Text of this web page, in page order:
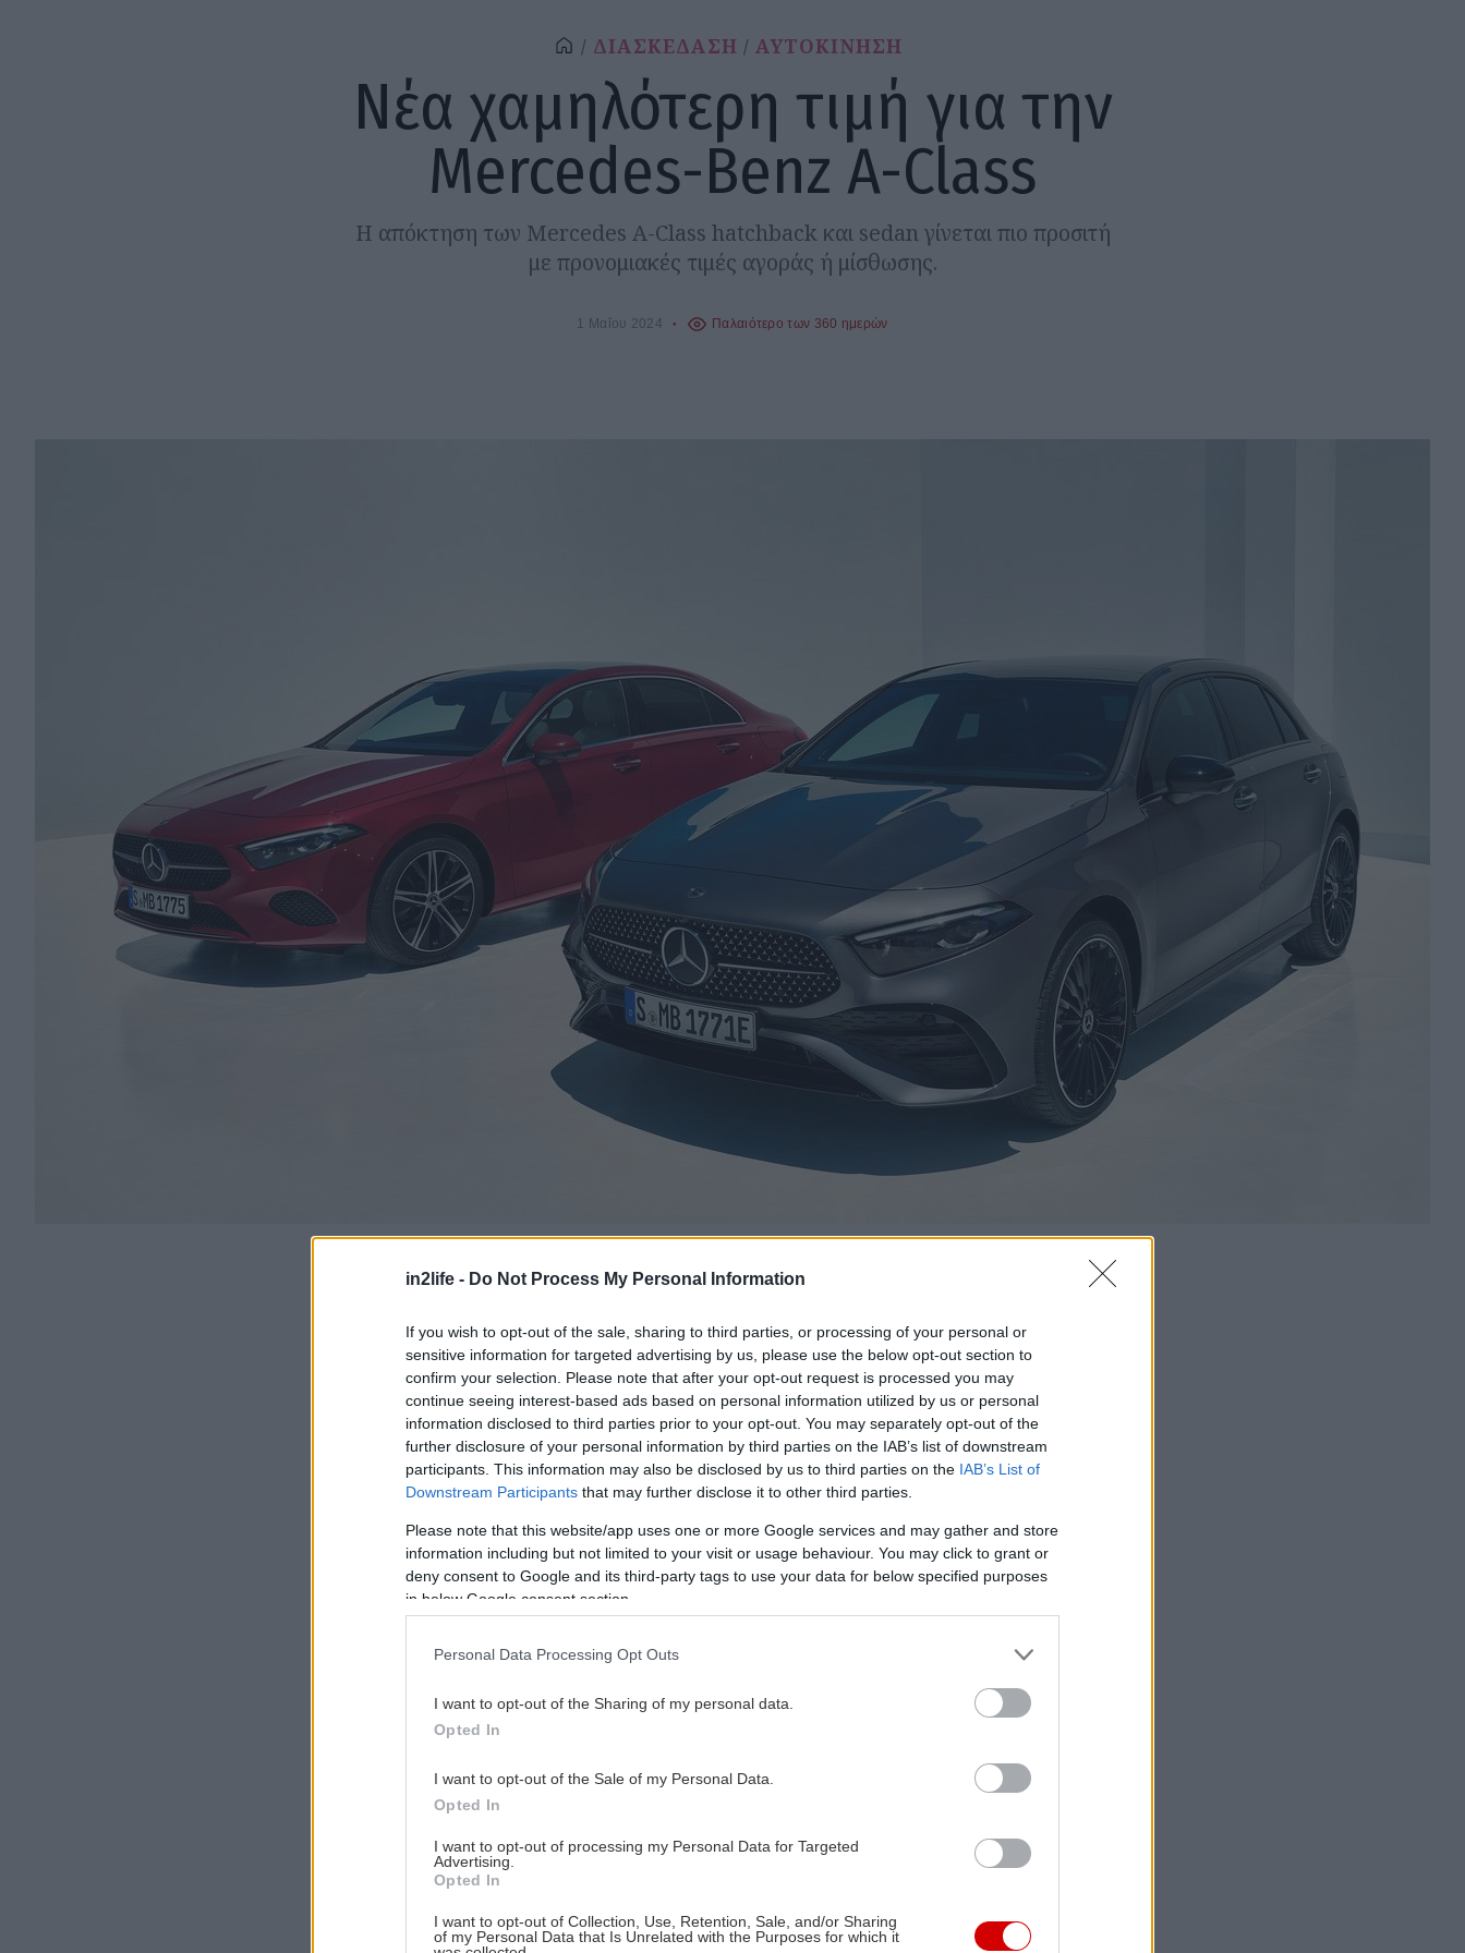
in2life - Do Not Process My Personal Information
If you wish to opt-out of the sale, sharing to third parties, or processing of your personal or
sensitive information for targeted advertising by us, please use the below opt-out section to
confirm your selection. Please note that after your opt-out request is processed you may
continue seeing interest-based ads based on personal information utilized by us or personal
information disclosed to third parties prior to your opt-out. You may separately opt-out of the
further disclosure of your personal information by third parties on the IAB’s list of downstream
participants. This information may also be disclosed by us to third parties on the IAB’s List of
Downstream Participants that may further disclose it to other third parties.
Please note that this website/app uses one or more Google services and may gather and store
information including but not limited to your visit or usage behaviour. You may click to grant or
deny consent to Google and its third-party tags to use your data for below specified purposes
in below Google consent section.
Personal Data Processing Opt Outs
I want to opt-out of the Sharing of my personal data.
Opted In
I want to opt-out of the Sale of my Personal Data.
Opted In
I want to opt-out of processing my Personal Data for Targeted
Advertising.
Opted In
I want to opt-out of Collection, Use, Retention, Sale, and/or Sharing
of my Personal Data that Is Unrelated with the Purposes for which it
ΔΙΑΣΚΕΔΑΣΗ ΑΥΤΟΚΙΝΗΣΗ
Νέα χαμηλότερη τιμή για την
Mercedes-Benz A-Class
Η απόκτηση των Mercedes A-Class hatchback και sedan γίνεται πιο προσιτή
με προνομιακές τιμές αγοράς ή μίσθωσης.
1 Μαΐου 2024 Παλαιότερο των 360 ημερών